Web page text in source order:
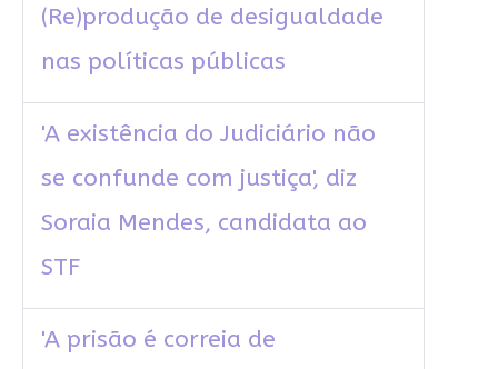
(Re)produção de desigualdade
nas políticas públicas
'A existência do Judiciário não
se confunde com justiça', diz
Soraia Mendes, candidata ao
STF
'A prisão é correia de